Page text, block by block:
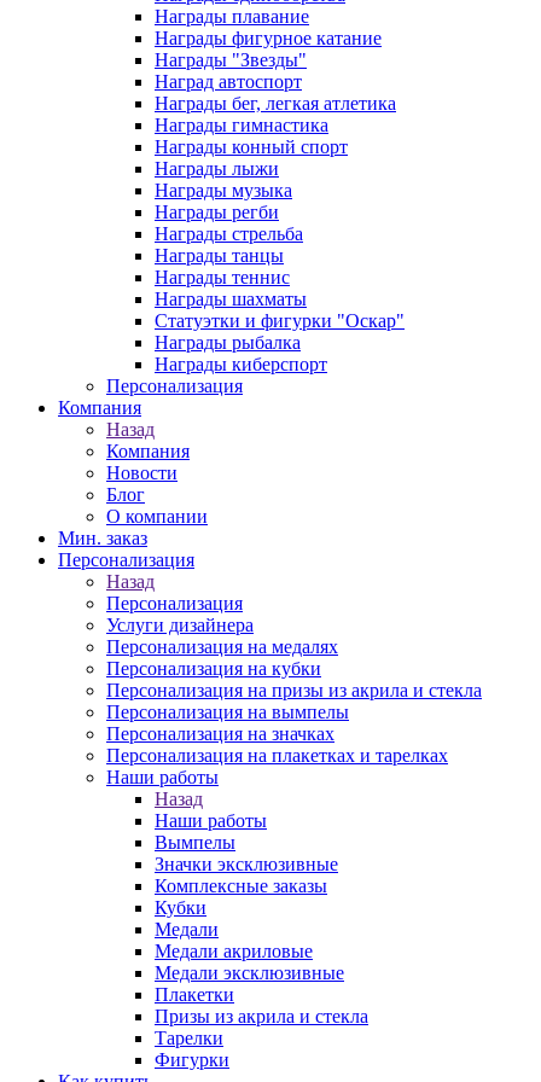
Награды плавание
Награды фигурное катание
Награды "Звезды"
Наград автоспорт
Награды бег, легкая атлетика
Награды гимнастика
Награды конный спорт
Награды лыжи
Награды музыка
Награды регби
Награды стрельба
Награды танцы
Награды теннис
Награды шахматы
Статуэтки и фигурки "Оскар"
Награды рыбалка
Награды киберспорт
Персонализация
Компания
Назад
Компания
Новости
Блог
О компании
Мин. заказ
Персонализация
Назад
Персонализация
Услуги дизайнера
Персонализация на медалях
Персонализация на кубки
Персонализация на призы из акрила и стекла
Персонализация на вымпелы
Персонализация на значках
Персонализация на плакетках и тарелках
Наши работы
Назад
Наши работы
Вымпелы
Значки эксклюзивные
Комплексные заказы
Кубки
Медали
Медали акриловые
Медали эксклюзивные
Плакетки
Призы из акрила и стекла
Тарелки
Фигурки